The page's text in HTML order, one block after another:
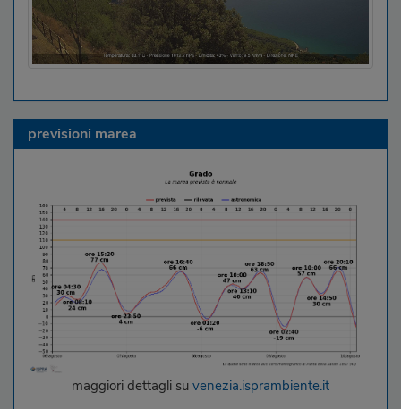
previsioni marea
maggiori dettagli su venezia.isprambiente.it